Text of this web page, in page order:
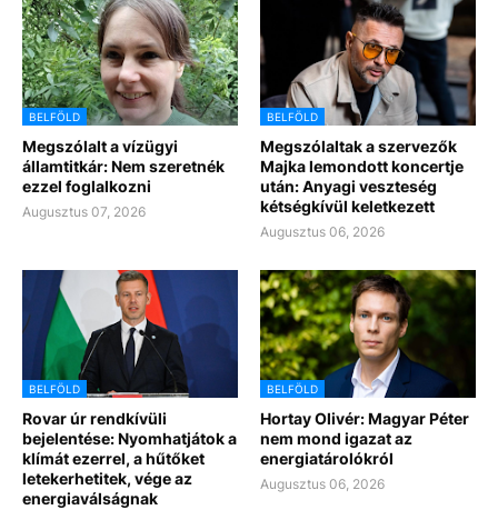
BELFÖLD
Megszólalt a vízügyi
államtitkár: Nem szeretnék
ezzel foglalkozni
Augusztus 07, 2026
BELFÖLD
Megszólaltak a szervezők
Majka lemondott koncertje
után: Anyagi veszteség
kétségkívül keletkezett
Augusztus 06, 2026
BELFÖLD
Rovar úr rendkívüli
bejelentése: Nyomhatjátok a
klímát ezerrel, a hűtőket
letekerhetitek, vége az
energiaválságnak
BELFÖLD
Hortay Olivér: Magyar Péter
nem mond igazat az
energiatárolókról
Augusztus 06, 2026